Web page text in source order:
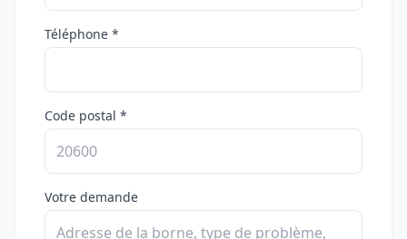
Téléphone *
Code postal *
Votre demande